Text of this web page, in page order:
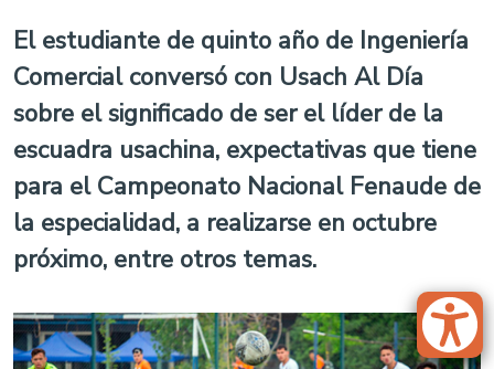
El estudiante de quinto año de Ingeniería
Comercial conversó con Usach Al Día
sobre el significado de ser el líder de la
escuadra usachina, expectativas que tiene
para el Campeonato Nacional Fenaude de
la especialidad, a realizarse en octubre
próximo, entre otros temas.